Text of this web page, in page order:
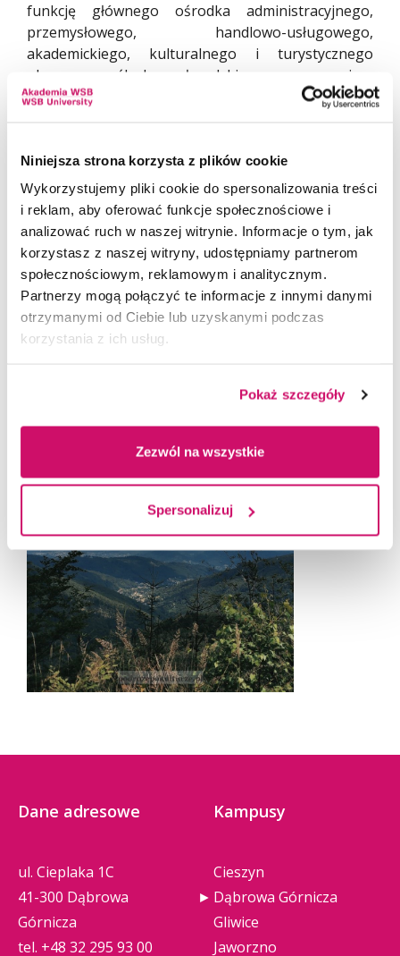
Niniejsza strona korzysta z plików cookie
Wykorzystujemy pliki cookie do spersonalizowania treści
i reklam, aby oferować funkcje społecznościowe i
analizować ruch w naszej witrynie. Informacje o tym, jak
korzystasz z naszej witryny, udostępniamy partnerom
społecznościowym, reklamowym i analitycznym.
Partnerzy mogą połączyć te informacje z innymi danymi
otrzymanymi od Ciebie lub uzyskanymi podczas
korzystania z ich usług.
Pokaż szczegóły
Zezwól na wszystkie
Spersonalizuj
funkcję głównego ośrodka administracyjnego,
przemysłowego, handlowo-usługowego,
akademickiego, kulturalnego i turystycznego
obszaru śląsko-małopolskiego pogranicza
nazywanego często potocznie Podbeskidziem.
były z wyrobem tekstyliów i najprężniejszymi
cechami rzemieślniczymi w mieście jakim był
cech sukienniczy i tkacki. Obok zamku, pałaców,
kościołów i fabryk w mieście powstawały eleganckie
wille, kamienice i gmachy publiczne (teatr miejski,
poczta, ratusz – inspirowane architekturą Wiednia,
do czego nawiązuje popularny do dziś slogan Mały
Wiedeń.
Dane adresowe
ul. Cieplaka 1C
41-300 Dąbrowa
Górnicza
tel. +48 32 295 93 00
Kampusy
Cieszyn
Dąbrowa Górnicza
Gliwice
Jaworzno